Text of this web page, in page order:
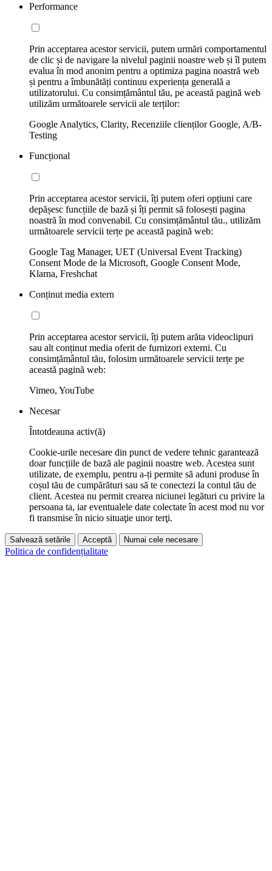
Performance
Prin acceptarea acestor servicii, putem urmări comportamentul
de clic și de navigare la nivelul paginii noastre web și îl putem
evalua în mod anonim pentru a optimiza pagina noastră web
și pentru a îmbunătăți continuu experiența generală a
utilizatorului. Cu consimțământul tău, pe această pagină web
utilizăm următoarele servicii ale terților:
Google Analytics, Clarity, Recenziile clienților Google, A/B-
Testing
Funcțional
Prin acceptarea acestor servicii, îți putem oferi opțiuni care
depășesc funcțiile de bază și îți permit să folosești pagina
noastră în mod convenabil. Cu consimțământul tău., utilizăm
următoarele servicii terțe pe această pagină web:
Google Tag Manager, UET (Universal Event Tracking)
Consent Mode de la Microsoft, Google Consent Mode,
Klarna, Freshchat
Conținut media extern
Prin acceptarea acestor servicii, îți putem arăta videoclipuri
sau alt conținut media oferit de furnizori externi. Cu
consimțământul tău, folosim următoarele servicii terțe pe
această pagină web:
Vimeo, YouTube
Necesar
Întotdeauna activ(ă)
Cookie-urile necesare din punct de vedere tehnic garantează
doar funcțiile de bază ale paginii noastre web. Acestea sunt
utilizate, de exemplu, pentru a-ți permite să aduni produse în
coșul tău de cumpărături sau să te conectezi la contul tău de
client. Acestea nu permit crearea niciunei legături cu privire la
persoana ta, iar eventualele date colectate în acest mod nu vor
fi transmise în nicio situaţie unor terţi.
Salvează setările Acceptă Numai cele necesare
Politica de confidențialitate